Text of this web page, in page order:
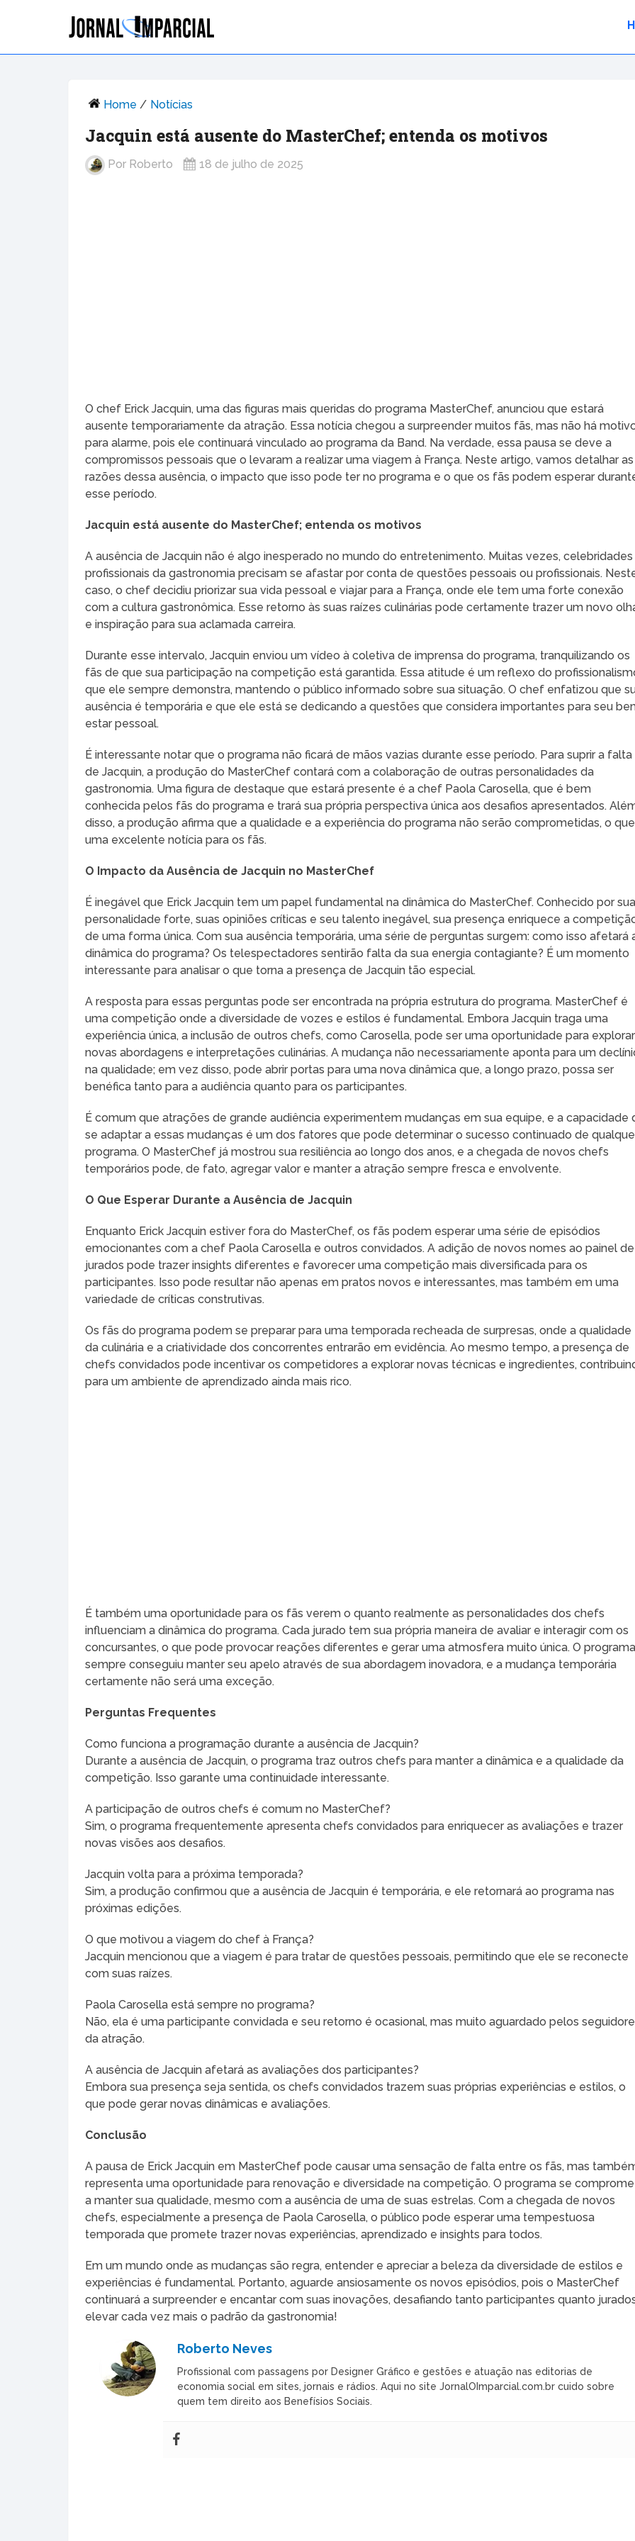
Home / Notícias
Jacquin está ausente do MasterChef; entenda os motivos
Por Roberto 18 de julho de 2025
O chef Erick Jacquin, uma das figuras mais queridas do programa MasterChef, anunciou que estará
ausente temporariamente da atração. Essa notícia chegou a surpreender muitos fãs, mas não há
para alarme, pois ele continuará vinculado ao programa da Band. Na verdade, essa pausa se deve a
compromissos pessoais que o levaram a realizar uma viagem à França. Neste artigo, vamos detalhar as
razões dessa ausência, o impacto que isso pode ter no programa e o que os fãs podem esperar
esse período.
Jacquin está ausente do MasterChef; entenda os motivos
A ausência de Jacquin não é algo inesperado no mundo do entretenimento. Muitas vezes,
profissionais da gastronomia precisam se afastar por conta de questões pessoais ou profissionais.
caso, o chef decidiu priorizar sua vida pessoal e viajar para a França, onde ele tem uma forte conexão
com a cultura gastronômica. Esse retorno às suas raízes culinárias pode certamente trazer um novo
e inspiração para sua aclamada carreira.
Durante esse intervalo, Jacquin enviou um vídeo à coletiva de imprensa do programa, tranquilizando os
fãs de que sua participação na competição está garantida. Essa atitude é um reflexo do
que ele sempre demonstra, mantendo o público informado sobre sua situação. O chef enfatizou que
ausência é temporária e que ele está se dedicando a questões que considera importantes para seu
estar pessoal.
É interessante notar que o programa não ficará de mãos vazias durante esse período. Para suprir a falta
de Jacquin, a produção do MasterChef contará com a colaboração de outras personalidades da
gastronomia. Uma figura de destaque que estará presente é a chef Paola Carosella, que é bem
conhecida pelos fãs do programa e trará sua própria perspectiva única aos desafios apresentados.
disso, a produção afirma que a qualidade e a experiência do programa não serão comprometidas, o
uma excelente notícia para os fãs.
O Impacto da Ausência de Jacquin no MasterChef
É inegável que Erick Jacquin tem um papel fundamental na dinâmica do MasterChef. Conhecido por
personalidade forte, suas opiniões críticas e seu talento inegável, sua presença enriquece a
de uma forma única. Com sua ausência temporária, uma série de perguntas surgem: como isso afetará
dinâmica do programa? Os telespectadores sentirão falta da sua energia contagiante? É um momento
interessante para analisar o que torna a presença de Jacquin tão especial.
A resposta para essas perguntas pode ser encontrada na própria estrutura do programa. MasterChef é
uma competição onde a diversidade de vozes e estilos é fundamental. Embora Jacquin traga uma
experiência única, a inclusão de outros chefs, como Carosella, pode ser uma oportunidade para explorar
novas abordagens e interpretações culinárias. A mudança não necessariamente aponta para um
na qualidade; em vez disso, pode abrir portas para uma nova dinâmica que, a longo prazo, possa ser
benéfica tanto para a audiência quanto para os participantes.
É comum que atrações de grande audiência experimentem mudanças em sua equipe, e a capacidade
se adaptar a essas mudanças é um dos fatores que pode determinar o sucesso continuado de
programa. O MasterChef já mostrou sua resiliência ao longo dos anos, e a chegada de novos chefs
temporários pode, de fato, agregar valor e manter a atração sempre fresca e envolvente.
O Que Esperar Durante a Ausência de Jacquin
Enquanto Erick Jacquin estiver fora do MasterChef, os fãs podem esperar uma série de episódios
emocionantes com a chef Paola Carosella e outros convidados. A adição de novos nomes ao painel de
jurados pode trazer insights diferentes e favorecer uma competição mais diversificada para os
participantes. Isso pode resultar não apenas em pratos novos e interessantes, mas também em uma
variedade de críticas construtivas.
Os fãs do programa podem se preparar para uma temporada recheada de surpresas, onde a qualidade
da culinária e a criatividade dos concorrentes entrarão em evidência. Ao mesmo tempo, a presença de
chefs convidados pode incentivar os competidores a explorar novas técnicas e ingredientes,
para um ambiente de aprendizado ainda mais rico.
É também uma oportunidade para os fãs verem o quanto realmente as personalidades dos chefs
influenciam a dinâmica do programa. Cada jurado tem sua própria maneira de avaliar e interagir com os
concursantes, o que pode provocar reações diferentes e gerar uma atmosfera muito única. O
sempre conseguiu manter seu apelo através de sua abordagem inovadora, e a mudança temporária
certamente não será uma exceção.
Perguntas Frequentes
Como funciona a programação durante a ausência de Jacquin?
Durante a ausência de Jacquin, o programa traz outros chefs para manter a dinâmica e a qualidade da
competição. Isso garante uma continuidade interessante.
A participação de outros chefs é comum no MasterChef?
Sim, o programa frequentemente apresenta chefs convidados para enriquecer as avaliações e trazer
novas visões aos desafios.
Jacquin volta para a próxima temporada?
Sim, a produção confirmou que a ausência de Jacquin é temporária, e ele retornará ao programa nas
próximas edições.
O que motivou a viagem do chef à França?
Jacquin mencionou que a viagem é para tratar de questões pessoais, permitindo que ele se reconecte
com suas raízes.
Paola Carosella está sempre no programa?
Não, ela é uma participante convidada e seu retorno é ocasional, mas muito aguardado pelos
da atração.
A ausência de Jacquin afetará as avaliações dos participantes?
Embora sua presença seja sentida, os chefs convidados trazem suas próprias experiências e estilos, o
que pode gerar novas dinâmicas e avaliações.
Conclusão
A pausa de Erick Jacquin em MasterChef pode causar uma sensação de falta entre os fãs, mas
representa uma oportunidade para renovação e diversidade na competição. O programa se
a manter sua qualidade, mesmo com a ausência de uma de suas estrelas. Com a chegada de novos
chefs, especialmente a presença de Paola Carosella, o público pode esperar uma tempestuosa
temporada que promete trazer novas experiências, aprendizado e insights para todos.
Em um mundo onde as mudanças são regra, entender e apreciar a beleza da diversidade de estilos e
experiências é fundamental. Portanto, aguarde ansiosamente os novos episódios, pois o MasterChef
continuará a surpreender e encantar com suas inovações, desafiando tanto participantes quanto
elevar cada vez mais o padrão da gastronomia!
Roberto Neves
Profissional com passagens por Designer Gráfico e gestões e atuação nas editorias de
economia social em sites, jornais e rádios. Aqui no site JornalOImparcial.com.br cuido sobre
quem tem direito aos Benefísios Sociais.